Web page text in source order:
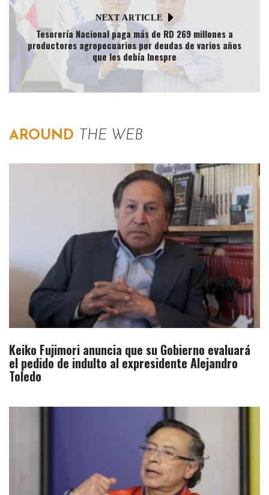
NEXT ARTICLE
Tesorería Nacional paga más de RD 269 millones a
productores agropecuarios por deudas de varios años
que les debía Inespre
AROUND THE WEB
Keiko Fujimori anuncia que su Gobierno evaluará
el pedido de indulto al expresidente Alejandro
Toledo